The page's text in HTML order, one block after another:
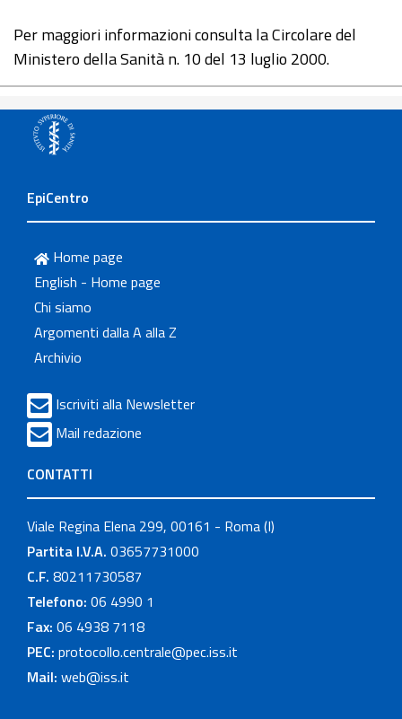
Per maggiori informazioni consulta la Circolare del
Ministero della Sanità n. 10 del 13 luglio 2000.
EpiCentro
Home page
English - Home page
Chi siamo
Argomenti dalla A alla Z
Archivio
Iscriviti alla Newsletter
Mail redazione
CONTATTI
Viale Regina Elena 299, 00161 - Roma (I)
Partita I.V.A. 03657731000
C.F. 80211730587
Telefono: 06 4990 1
Fax: 06 4938 7118
PEC: protocollo.centrale@pec.iss.it
Mail: web@iss.it